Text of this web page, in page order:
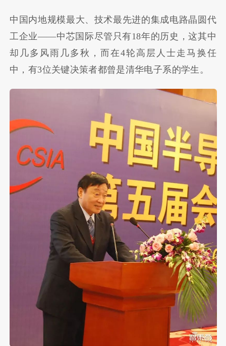
中国内地规模最大、技术最先进的集成电路晶圆代
工企业——中芯国际尽管只有18年的历史，这其中
却几多风雨几多秋，而在4轮高层人士走马换任
中，有3位关键决策者都曾是清华电子系的学生。